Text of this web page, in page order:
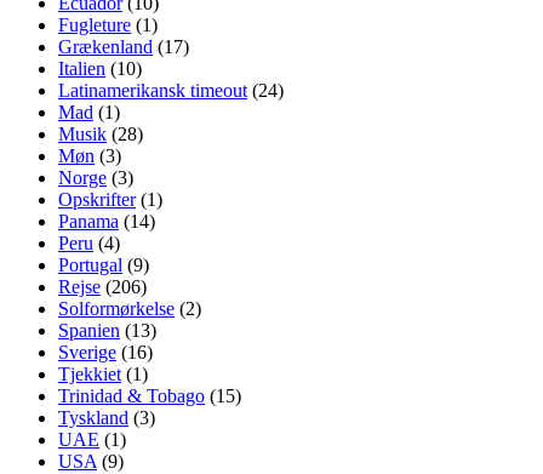
Fugleture (1)
Grækenland (17)
Italien (10)
Latinamerikansk timeout (24)
Mad (1)
Musik (28)
Møn (3)
Norge (3)
Opskrifter(1)
Panama (14)
Peru (4)
Portugal (9)
Rejse (206)
Solformørkelse (2)
Spanien (13)
Sverige (16)
Tjekkiet (1)
Trinidad & Tobago (15)
Tyskland (3)
UAE (1)
USA (9)